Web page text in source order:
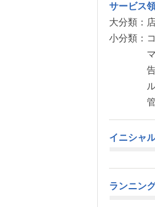
サービス
大分類：
小分類：
イニシャ
ランニン